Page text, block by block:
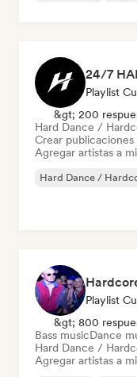
24/7
Playlist
&gt; 200
Hard Dance /
Crear
Agregar artistas a
Hard Dance /
Playlist
&gt; 800
Bass musicDance
Hard Dance /
Agregar artistas a